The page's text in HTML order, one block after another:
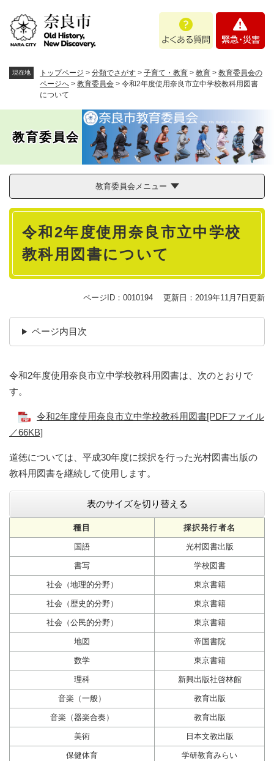
。
あ
問
・
現在地 トップページ > 分類でさがす > 子育て・教育 > 教育 > 教育委員会の
ページへ > 教育委員会 > 令和2年度使用奈良市立中学校教科用図書
について
教育委員会
教育委員会メニュー
本
令和2年度使用奈良市立中学校
教科用図書について
ページID：0010194 更新日：2019年11月7日更新
ページ内目次
令和2年度使用奈良市立中学校教科用図書は、次のとおりで
す。
令和2年度使用奈良市立中学校教科用図書[PDFファイル
／66KB]
道徳については、平成30年度に採択を行った光村図書出版の
教科用図書を継続して使用します。
表のサイズを切り替える
種目 採択発行者名
国語 光村図書出版
書写 学校図書
社会（地理的分野） 東京書籍
社会（歴史的分野） 東京書籍
社会（公民的分野） 東京書籍
地図 帝国書院
数学 東京書籍
理科 新興出版社啓林館
音楽（一般） 教育出版
音楽（器楽合奏） 教育出版
美術 日本文教出版
保健体育 学研教育みらい